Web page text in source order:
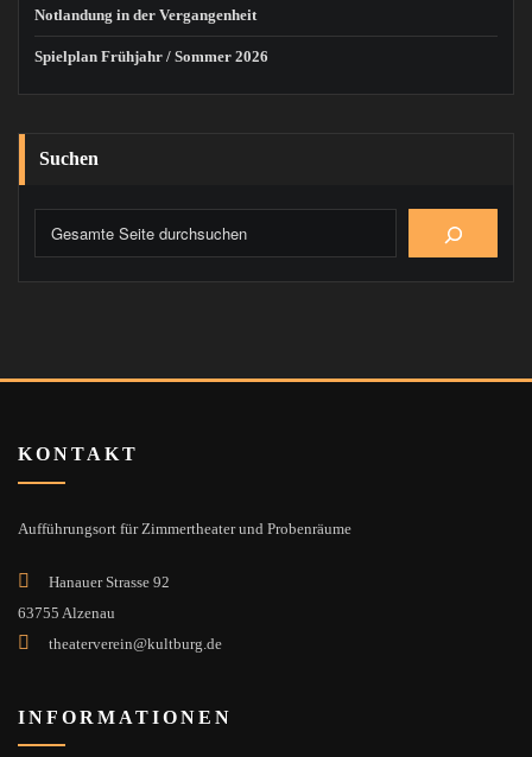
Notlandung in der Vergangenheit
Spielplan Frühjahr / Sommer 2026
Suchen
KONTAKT
Aufführungsort für Zimmertheater und Probenräume
Hanauer Strasse 92
63755 Alzenau
theaterverein@kultburg.de
INFORMATIONEN